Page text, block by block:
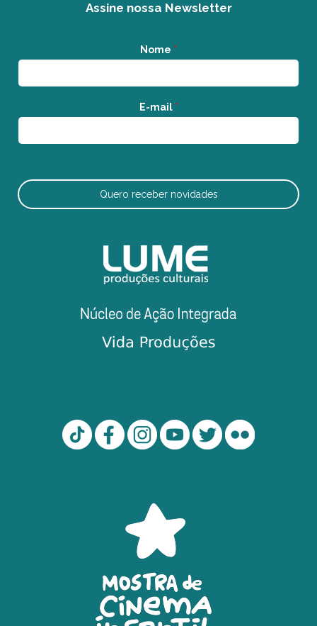
Assine nossa Newsletter
Nome *
E-mail *
Quero receber novidades